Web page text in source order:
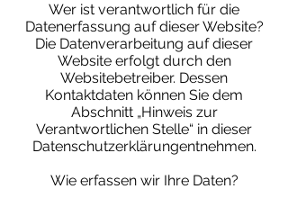
Wer ist verantwortlich für die
Datenerfassung auf dieser Website?
Die Datenverarbeitung auf dieser
Website erfolgt durch den
Websitebetreiber. Dessen
Kontaktdaten können Sie dem
Abschnitt „Hinweis zur
Verantwortlichen Stelle“ in dieser
Datenschutzerklärungentnehmen.
Wie erfassen wir Ihre Daten?